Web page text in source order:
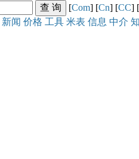
[Com] [Cn] [CC] [
新闻 价格 工具 米表 信息 中介